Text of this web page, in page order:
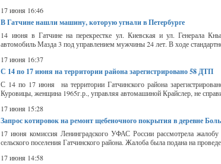
17 июня 16:46
В Гатчине нашли машину, которую угнали в Петербурге
14 июня в Гатчине на перекрестке ул. Киевская и ул. Генерала
автомобиль Мазда 3 под управлением мужчины 24 лет. В ходе
17 июня 16:37
С 14 по 17 июня на территории района зарегистрировано 58 ДТП
С 14 по 17 июня на территории Гатчинского района
Куровицы, женщина 1965г.р., управляя автомашиной Крайслер, не
17 июня 15:28
Запрос котировок на ремонт щебеночного покрытия в деревне
17 июня комиссия Ленинградского УФАС России рассмотрела жалобу
сельского поселения Гатчинского района. Жалоба была подана на
17 июня 14:58